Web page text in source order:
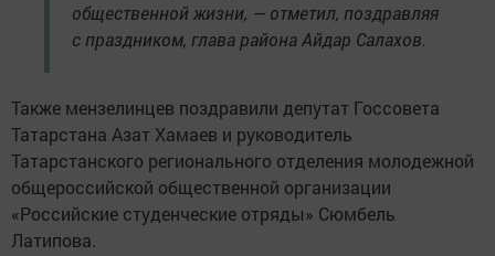
общественной жизни, — отметил, поздравляя
с праздником, глава района Айдар Салахов.
Также мензелинцев поздравили депутат Госсовета
Татарстана Азат Хамаев и руководитель
Татарстанского регионального отделения молодежной
общероссийской общественной организации
«Российские студенческие отряды» Сюмбель
Латипова.